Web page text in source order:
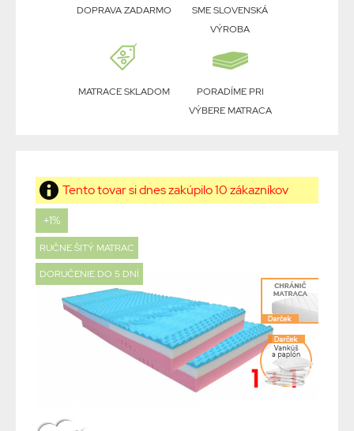
DOPRAVA ZADARMO
SME SLOVENSKÁ
VÝROBA
MATRACE SKLADOM
PORADÍME PRI
VÝBERE MATRACA
Tento tovar si dnes zakúpilo 10 zákazníkov
+1%
RUČNE ŠITÝ MATRAC
DORUČENIE DO 5 DNÍ